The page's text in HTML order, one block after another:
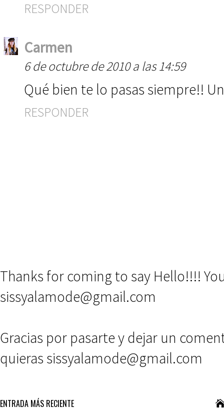
RESPONDER
Carmen
6 de octubre de 2010 a las 14:59
Qué bien te lo pasas siempre!!
RESPONDER
Thanks for coming to say Hello!!!!
sissyalamode@gmail.com
Gracias por pasarte y dejar un
quieras sissyalamode@gmail.com
ENTRADA MÁS RECIENTE